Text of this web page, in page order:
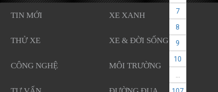
7
8
9
10
TIN MỚI XE XANH
THỬ XE XE & ĐỜI SỐNG
CÔNG NGHỆ MÔI TRƯỜNG